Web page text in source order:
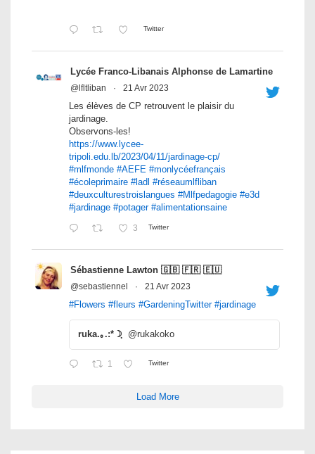
Twitter
Lycée Franco-Libanais Alphonse de Lamartine
@lfltliban · 21 Avr 2023
Les élèves de CP retrouvent le plaisir du
jardinage.
Observons-les!
https://www.lycee-
tripoli.edu.lb/2023/04/11/jardinage-cp/
#mlfmonde #AEFE #monlycéefrançais
#écoleprimaire #ladl #réseaumlfliban
#deuxculturestroislangues #Mlfpedagogie #e3d
#jardinage #potager #alimentationsaine
3 Twitter
Sébastienne Lawton 🇬🇧 🇫🇷 🇪🇺
@sebastiennel · 21 Avr 2023
#Flowers #fleurs #GardeningTwitter #jardinage
ruka.｡.:*☽ฺ @rukakoko
1 Twitter
Load More